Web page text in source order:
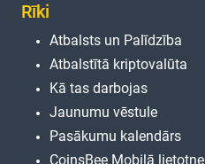
Rīki
Atbalsts un Palīdzība
Atbalstītā kriptovalūta
Kā tas darbojas
Jaunumu vēstule
Pasākumu kalendārs
CoinsBee Mobilā lietotne